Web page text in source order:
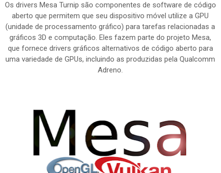
Os drivers Mesa Turnip são componentes de software de código
aberto que permitem que seu dispositivo móvel utilize a GPU
(unidade de processamento gráfico) para tarefas relacionadas a
gráficos 3D e computação. Eles fazem parte do projeto Mesa,
que fornece drivers gráficos alternativos de código aberto para
uma variedade de GPUs, incluindo as produzidas pela Qualcomm
Adreno.